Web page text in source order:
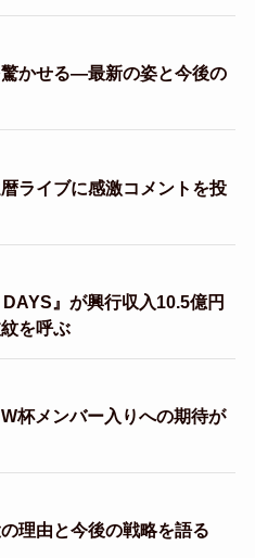
かせる—最新の姿と今後の
ライブに感激コメントを投
』が興行収入10.5億円
を呼ぶ
杯メンバー入りへの期待が
理由と今後の戦略を語る